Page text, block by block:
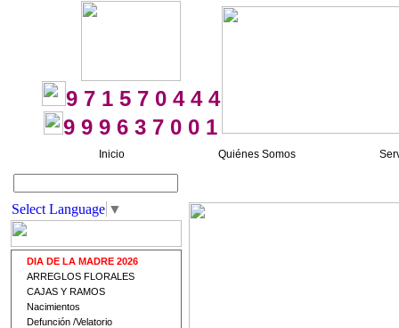
9 7 1 5 7 0 4 4 4
9 9 9 6 3 7 0 0 1
Inicio Quiénes Somos
Select Language ▼
DIA DE LA MADRE 2026
ARREGLOS FLORALES
CAJAS Y RAMOS
Nacimientos
Defunción /Velatorio